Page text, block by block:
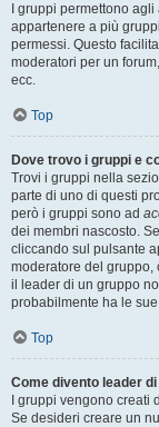
I gruppi permettono
appartenere a più
permessi. Questo
moderatori per un
ecc.
Top
Dove trovo i gruppi e
Trovi i gruppi nella
parte di uno di questi
però i gruppi sono ad
dei membri nascosto.
cliccando sul pulsante
moderatore del gruppo,
il leader di un gruppo
probabilmente ha le
Top
Come divento leader
I gruppi vengono creati
Se desideri creare un